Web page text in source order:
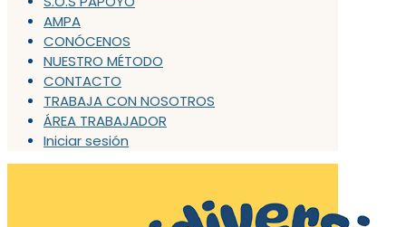
AMPA
CONÓCENOS
NUESTRO MÉTODO
CONTACTO
TRABAJA CON NOSOTROS
ÁREA TRABAJADOR
Iniciar sesión